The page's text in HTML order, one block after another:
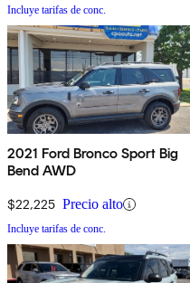
Incluye tarifas de conc.
2021 Ford Bronco Sport Big
Bend AWD
$22,225 Precio alto
Incluye tarifas de conc.